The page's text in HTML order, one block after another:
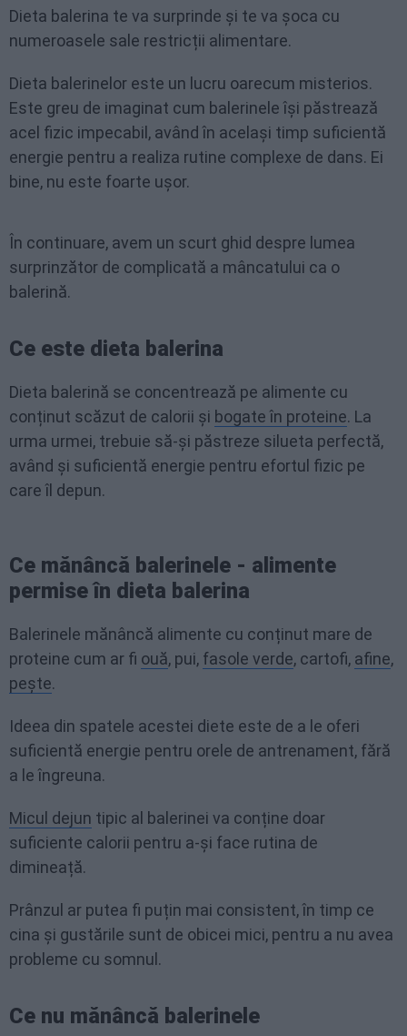
Dieta balerina te va surprinde și te va șoca cu
numeroasele sale restricții alimentare.
Dieta balerinelor este un lucru oarecum misterios.
Este greu de imaginat cum balerinele își păstrează
acel fizic impecabil, având în același timp suficientă
energie pentru a realiza rutine complexe de dans. Ei
bine, nu este foarte ușor.
În continuare, avem un scurt ghid despre lumea
surprinzător de complicată a mâncatului ca o
balerină.
Ce este dieta balerina
Dieta balerină se concentrează pe alimente cu
conținut scăzut de calorii și bogate în proteine. La
urma urmei, trebuie să-și păstreze silueta perfectă,
având și suficientă energie pentru efortul fizic pe
care îl depun.
Ce mănâncă balerinele - alimente
permise în dieta balerina
Balerinele mănâncă alimente cu conținut mare de
proteine cum ar fi ouă, pui, fasole verde, cartofi, afine,
pește.
Ideea din spatele acestei diete este de a le oferi
suficientă energie pentru orele de antrenament, fără
a le îngreuna.
Micul dejun tipic al balerinei va conține doar
suficiente calorii pentru a-și face rutina de
dimineață.
Prânzul ar putea fi puțin mai consistent, în timp ce
cina și gustările sunt de obicei mici, pentru a nu avea
probleme cu somnul.
Ce nu mănâncă balerinele